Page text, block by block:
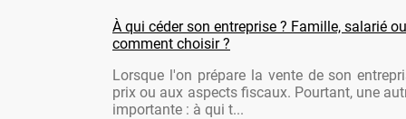
À qui céder son entreprise ? Famille, salarié
comment choisir ?
Lorsque l'on prépare la vente de son
prix ou aux aspects fiscaux. Pourtant, une
importante : à qui t...